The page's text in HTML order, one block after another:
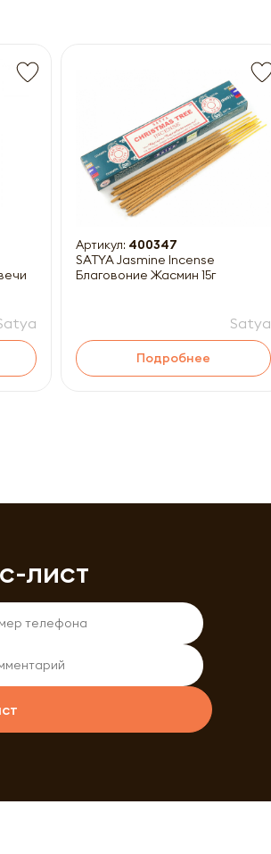
Артикул: 400347
SATYA Jasmine Incense
Благовоние Жасмин 15г
Satya
Подробнее
лист
Получить прайс-лист
заполнению